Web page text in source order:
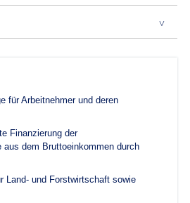
für Arbeitnehmer und deren
Finanzierung der
aus dem Bruttoeinkommen durch
Land- und Forstwirtschaft sowie